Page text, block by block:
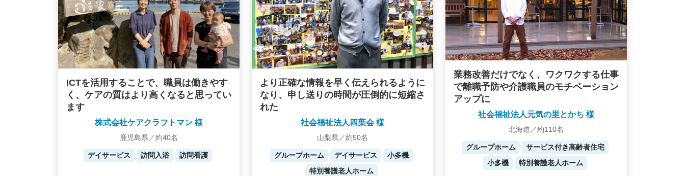
ICTを活用することで、職員は働きやす
く、ケアの質はより高くなると思ってい
ます
株式会社ケアクラフトマン 様
鹿児島県／約40名
デイサービス 訪問入浴 訪問看護
より正確な情報を早く伝えられるように
なり、申し送りの時間が圧倒的に短縮さ
れた
社会福祉法人四葉会 様
山梨県／約50名
グループホーム デイサービス
小多機
特別養護老人ホーム
業務改善だけでなく、ワクワクする仕事
で離職予防や介護職員のモチベーション
アップに
社会福祉法人元気の里とかち 様
北海道／約110名
グループホーム
サービス付き高齢者住宅
小多機
特別養護老人ホーム